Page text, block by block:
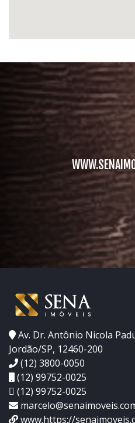
Av. Dr. Antônio Nicola
Jordão/SP, 12460-200
(12) 3800-0050
(12) 99752-0025
(12) 99752-0025
www.https://